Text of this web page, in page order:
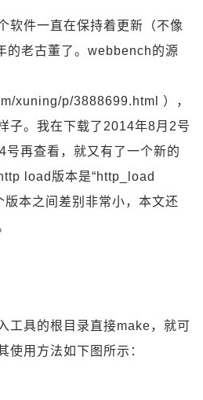
软件一直在保持着更新（不像
的老古董了。webbench的源
xuning/p/3888699.html ），
子。我在下载了2014年8月2号
号再查看，就又有了一个新的
load版本是“http_load
本之间差别非常小，本文还
工具的根目录直接make，就可
使用方法如下图所示：